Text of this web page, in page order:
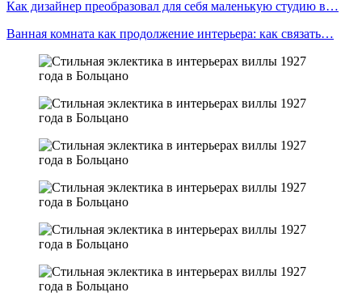
Как дизайнер преобразовал для себя маленькую студию в…
Ванная комната как продолжение интерьера: как связать…